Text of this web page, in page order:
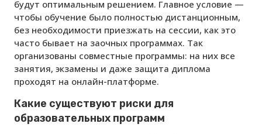
будут оптимальным решением. Главное условие —
чтобы обучение было полностью дистанционным,
без необходимости приезжать на сессии, как это
часто бывает на заочных программах. Так
организованы совместные программы: на них все
занятия, экзамены и даже защита диплома
проходят на онлайн-платформе.
Какие существуют риски для
образовательных программ